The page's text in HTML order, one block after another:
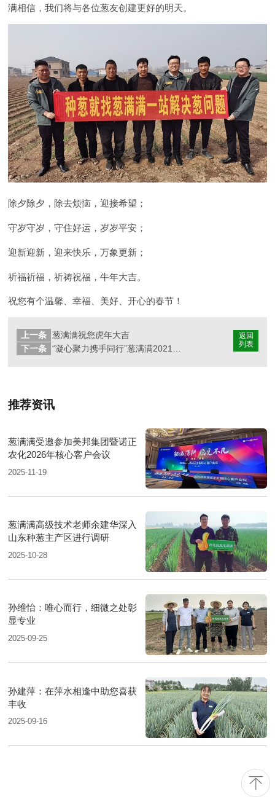
满相信，我们将与各位葱友创建更好的明天。
除夕除夕，除去烦恼，迎接希望；
守岁守岁，守住好运，岁岁平安；
迎新迎新，迎来快乐，万象更新；
祈福祈福，祈祷祝福，牛年大吉。
祝您有个温馨、幸福、美好、开心的春节！
返回
列表
上一条 葱满满祝您虎年大吉
下一条
推荐资讯
葱满满受邀参加美邦集团暨诺正
农化2026年核心客户会议
2025-11-19
葱满满高级技术老师余建华深入
山东种葱主产区进行调研
2025-10-28
孙维怡：唯心而行，细微之处彰
显专业
2025-09-25
孙建萍：在萍水相逢中助您喜获
丰收
2025-09-16